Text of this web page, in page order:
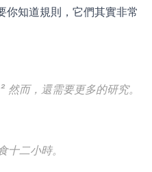
你知道規則，它們其實非常
而，還需要更多的研究。
十二小時。